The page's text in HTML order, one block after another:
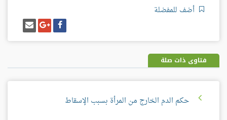
أضف للمفضلة
شارك
على
فيسبوك
شارك
على
غوغل
بلس
إرسل
إيميل
فتاوى ذات صلة
حكم الدم الخارج من المرأة بسبب الإسقاط